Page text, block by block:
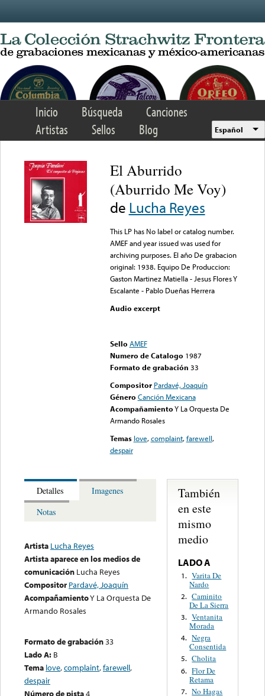
Inicio Búsqueda
Canciones
Artistas
Sellos Blog Español
El Aburrido
(Aburrido Me Voy)
de Lucha Reyes
This LP has No label or catalog number.
AMEF and year issued was used for
archiving purposes. El año De grabacion
original: 1938. Equipo De Produccion:
Gaston Martinez Matiella - Jesus Flores Y
Escalante - Pablo Dueñas Herrera
Audio excerpt
Sello AMEF
Numero de Catalogo 1987
Formato de grabación 33
Compositor Pardavé, Joaquín
Género Canción Mexicana
AcompañamientoY La Orquesta De
Armando Rosales
Temas love,complaint,farewell,
despair
Detalles
Imagenes
Notas
Artista Lucha Reyes
Artista aparece en los medios de
comunicación Lucha Reyes
Compositor Pardavé, Joaquín
AcompañamientoY La Orquesta De
Armando Rosales
Formato de grabación33
Lado A: B
Tema love,complaint,farewell,
despair
Número de pista4
También
en este
mismo
medio
LADO A
1. Varita De
Nardo
2. Caminito
De La Sierra
3. Ventanita
Morada
4. Negra
Consentida
5. Cholita
6. Flor De
Retama
7. No Hagas